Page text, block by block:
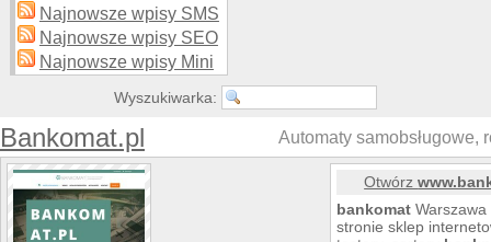
Najnowsze wpisy SMS
Najnowsze wpisy SEO
Najnowsze wpisy Mini
Wyszukiwarka:
Bankomat.pl Automaty samobsługowe,
Otwórz
bankomat
stronie sklep